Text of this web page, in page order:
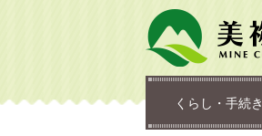
くらし・手続き